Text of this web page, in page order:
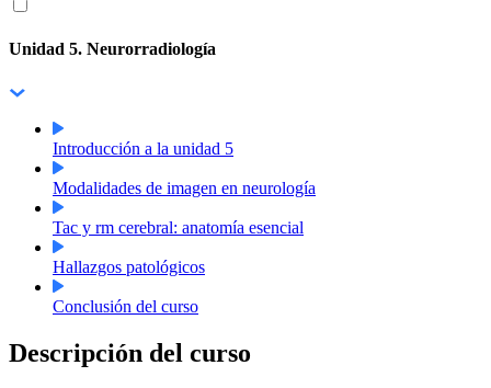
Unidad 5. Neurorradiología
Introducción a la unidad 5
Modalidades de imagen en neurología
Tac y rm cerebral: anatomía esencial
Hallazgos patológicos
Conclusión del curso
Descripción del curso